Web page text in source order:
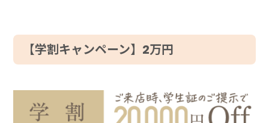
【学割キャンペーン】2万円